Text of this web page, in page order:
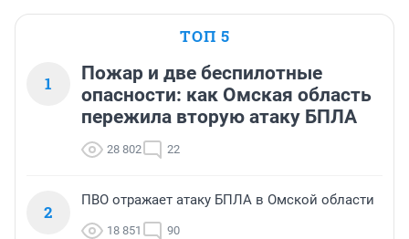
ТОП 5
1
Пожар и две беспилотные
опасности: как Омская область
пережила вторую атаку БПЛА
28 802 22
2
ПВО отражает атаку БПЛА в Омской области
18 851 90